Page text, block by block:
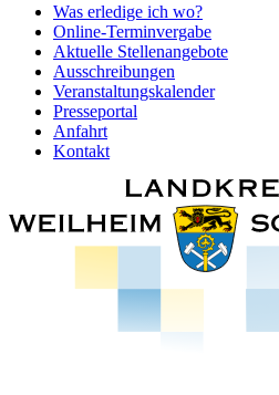
Was erledige ich wo?
Online-Terminvergabe
Aktuelle Stellenangebote
Ausschreibungen
Veranstaltungskalender
Presseportal
Anfahrt
Kontakt